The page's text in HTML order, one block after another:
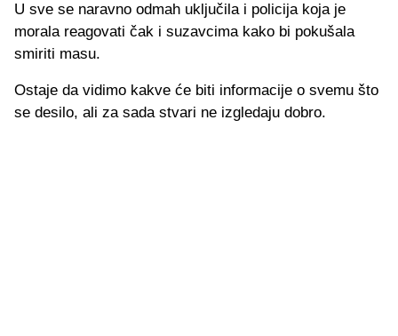
U sve se naravno odmah uključila i policija koja je
morala reagovati čak i suzavcima kako bi pokušala
smiriti masu.
Ostaje da vidimo kakve će biti informacije o svemu što
se desilo, ali za sada stvari ne izgledaju dobro.